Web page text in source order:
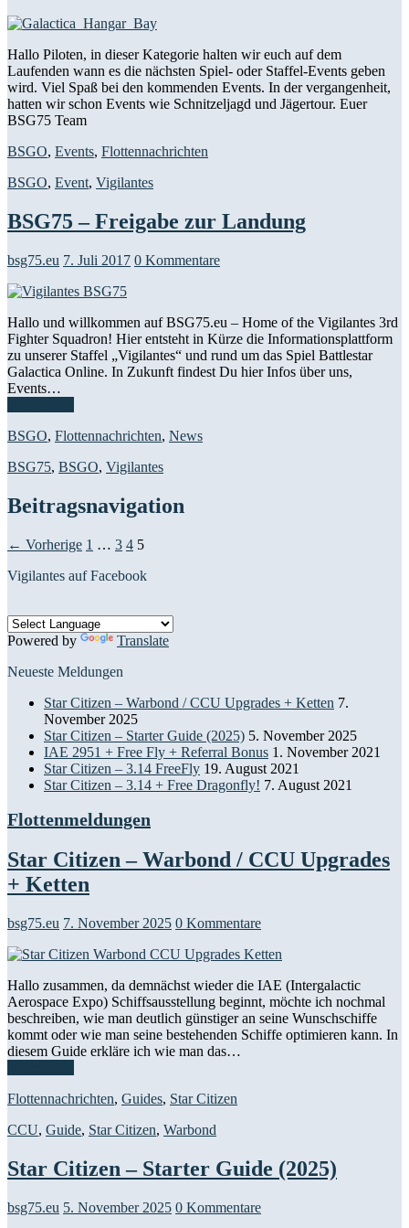
Hallo Piloten, in dieser Kategorie halten wir euch auf dem
Laufenden wann es die nächsten Spiel- oder Staffel-Events geben
wird. Viel Spaß bei den kommenden Events. In der vergangenheit,
hatten wir schon Events wie Schnitzeljagd und Jägertour. Euer
BSG75 Team
BSGO, Events, Flottennachrichten
BSGO, Event, Vigilantes
BSG75 – Freigabe zur Landung
bsg75.eu 7. Juli 2017 0 Kommentare
Hallo und willkommen auf BSG75.eu – Home of the Vigilantes 3rd
Fighter Squadron! Hier entsteht in Kürze die Informationsplattform
zu unserer Staffel „Vigilantes“ und rund um das Spiel Battlestar
Galactica Online. In Zukunft findest Du hier Infos über uns,
Events…
BSGO, Flottennachrichten, News
BSG75, BSGO, Vigilantes
Beitragsnavigation
← Vorherige 1 … 3 4 5
Vigilantes auf Facebook
Powered by
Translate
Neueste Meldungen
Star Citizen – Warbond / CCU Upgrades + Ketten 7.
November 2025
Star Citizen – Starter Guide (2025) 5. November 2025
IAE 2951 + Free Fly + Referral Bonus 1. November 2021
Star Citizen – 3.14 FreeFly 19. August 2021
Star Citizen – 3.14 + Free Dragonfly! 7. August 2021
Flottenmeldungen
Star Citizen – Warbond / CCU Upgrades
+ Ketten
bsg75.eu 7. November 2025 0 Kommentare
Hallo zusammen, da demnächst wieder die IAE (Intergalactic
Aerospace Expo) Schiffsausstellung beginnt, möchte ich nochmal
beschreiben, wie man deutlich günstiger an seine Wunschschiffe
kommt oder wie man seine bestehenden Schiffe optimieren kann. In
diesem Guide erkläre ich wie man das…
Flottennachrichten, Guides, Star Citizen
CCU, Guide, Star Citizen, Warbond
Star Citizen – Starter Guide (2025)
bsg75.eu 5. November 2025 0 Kommentare